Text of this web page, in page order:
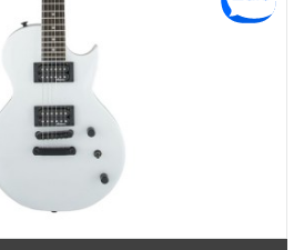
Khê
Thanh Khê, Đà Nẵng, Thanh Khê, Đà Nẵng
Biên Phủ
Bàn Cờ, TPHCM, Quận 3, Hồ Chí Minh
Cộng Hòa
Bình, TPHCM, Quận Tân Bình, Hồ Chí Minh
Lê Văn Việt
Thương Mại Vincom Plaza, Số 50, Đường
Phú, TPHCM, Quận 9, Hồ Chí Minh
An Lạc, TPHCM, Quận Bình Tân, Hồ Chí